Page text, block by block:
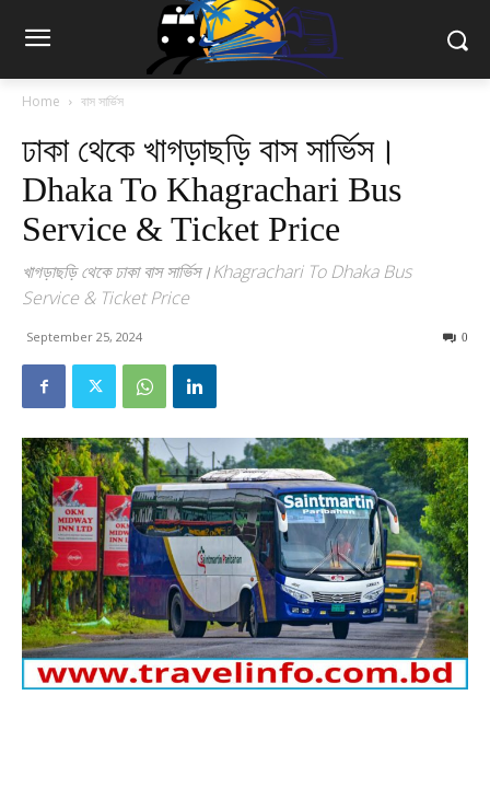
Home বাস সার্ভিস
ঢাকা থেকে খাগড়াছড়ি বাস সার্ভিস।
Dhaka To Khagrachari Bus
Service & Ticket Price
খাগড়াছড়ি থেকে ঢাকা বাস সার্ভিস।Khagrachari To Dhaka Bus
Service & Ticket Price
September 25, 2024 0